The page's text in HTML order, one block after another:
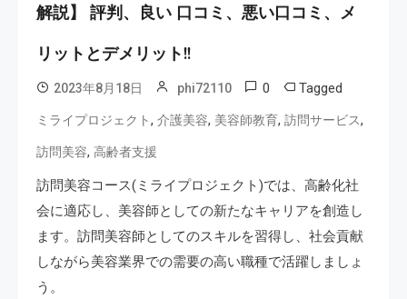
解説】 評判、良い 口コミ、悪い口コミ、メ
リットとデメリット!!
2023年8月18日 phi72110 0 Tagged
ミライプロジェクト, 介護美容, 美容師教育, 訪問サービス,
訪問美容, 高齢者支援
訪問美容コース(ミライプロジェクト)では、高齢化社
会に適応し、美容師としての新たなキャリアを創造し
ます。訪問美容師としてのスキルを習得し、社会貢献
しながら美容業界での需要の高い職種で活躍しましょ
う。